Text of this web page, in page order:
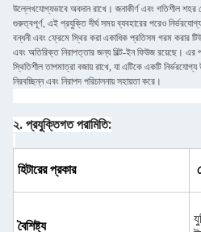
উল্লেখযোগ্যভাবে অবদান রাখে। জনাকীর্ণ এবং গতিশীল শহর
গুরুত্বপূর্ণ, এই প্রযুক্তি দীর্ঘ সময় ব্যবহারের পরেও
বন্ধনী এবং ফ্রেমে স্থির করা একাধিক প্রতিসম গরম করার
এবং অতিরিক্ত নিরাপত্তার জন্য বিল্ট-ইন ফিউজ রয়েছে। এর
স্থিতিশীল তাপমাত্রা বজায় রাখে, যা এটিকে একটি
নিরবচ্ছিন্ন এবং নিরাপদ পরিচালনায় সহায়তা করে।
২. প্রযুক্তিগত পরামিতি:
হিটারের প্রকার
বৈশিষ্ট্য